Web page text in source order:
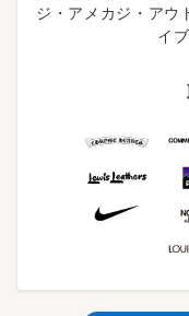
ジ・アメカジ・アウ
イ